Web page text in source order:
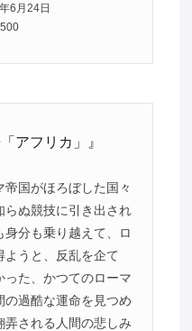
6月24日
アフリカ」』
国がほろぼした国々
らぬ競技に引き出され
身分も乗り越えて、ロ
うと、反乱を企て
った、かつてのローマ
過酷な運命を見つめ
弄される人間の悲しみ